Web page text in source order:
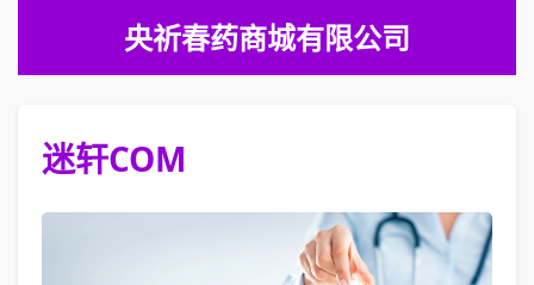
央祈春药商城有限公司
迷轩COM